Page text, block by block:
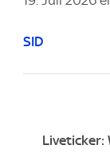
SID
Liveticker: